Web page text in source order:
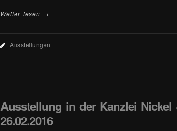
Weiter lesen →
Ausstellungen
Ausstellung in der Kanzlei
26.02.2016